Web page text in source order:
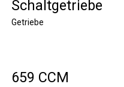
Schaltgetriebe
Getriebe
659 CCM